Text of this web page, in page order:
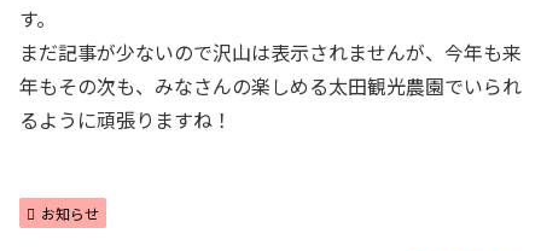
す。
まだ記事が少ないので沢山は表示されませんが、今年も来
年もその次も、みなさんの楽しめる太田観光農園でいられ
るように頑張りますね！
お知らせ